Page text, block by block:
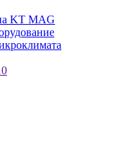
KT MAG